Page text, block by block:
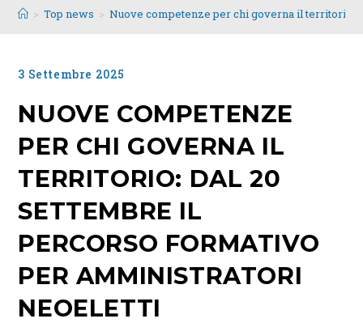
> Top news > Nuove competenze per chi governa il
3 Settembre 2025
NUOVE COMPETENZE
PER CHI GOVERNA IL
TERRITORIO: DAL 20
SETTEMBRE IL
PERCORSO FORMATIVO
PER AMMINISTRATORI
NEOELETTI